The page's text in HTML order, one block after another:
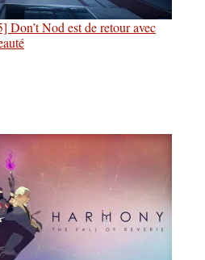
Don’t Nod est de retour avec